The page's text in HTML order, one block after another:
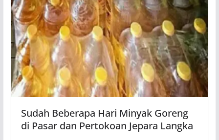
Sudah Beberapa Hari Minyak Goreng
di Pasar dan Pertokoan Jepara Langka